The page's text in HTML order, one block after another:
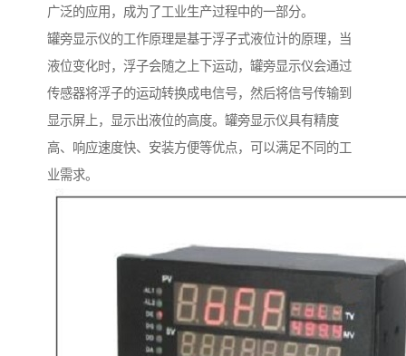
广泛的应用，成为了工业生产过程中的一部分。
罐旁显示仪的工作原理是基于浮子式液位计的原理，当
液位变化时，浮子会随之上下运动，罐旁显示仪会通过
传感器将浮子的运动转换成电信号，然后将信号传输到
显示屏上，显示出液位的高度。罐旁显示仪具有精度
高、响应速度快、安装方便等优点，可以满足不同的工
业需求。